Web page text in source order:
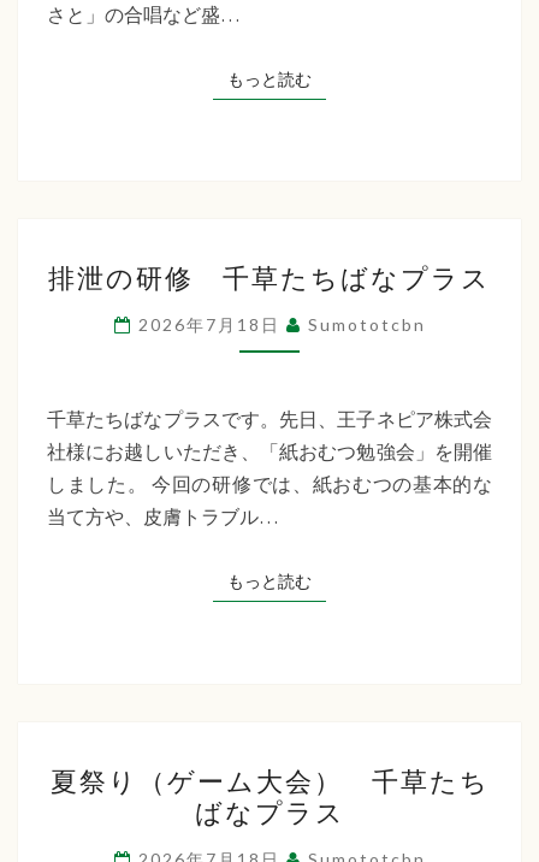
問
さと」の合唱など盛…
もっと読むもっと読む
泄
の
研
千
草
た
な
排泄の研修 千草たちばなプラス
2026年7月18日 Sumototcbn
千草たちばなプラスです。先日、王子ネピア株式会
社様にお越しいただき、「紙おむつ勉強会」を開催
しました。 今回の研修では、紙おむつの基本的な
当て方や、皮膚トラブル…
もっと読むもっと読む
祭
り
（ゲ
夏祭り（ゲーム大会） 千草たち
ばなプラス